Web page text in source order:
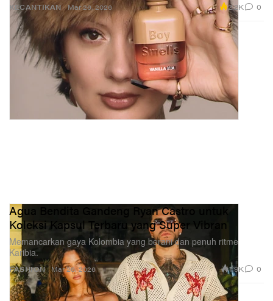
KECANTIKAN Mar 26, 2026 2.2K 0
FASHION
Agua Bendita Gandeng Ryan Castro untuk
Koleksi Kapsul Terbaru yang Super Vibran
Memancarkan gaya Kolombia yang berani dan penuh ritme
Karibia.
Mar 26, 2026 1.9K 0